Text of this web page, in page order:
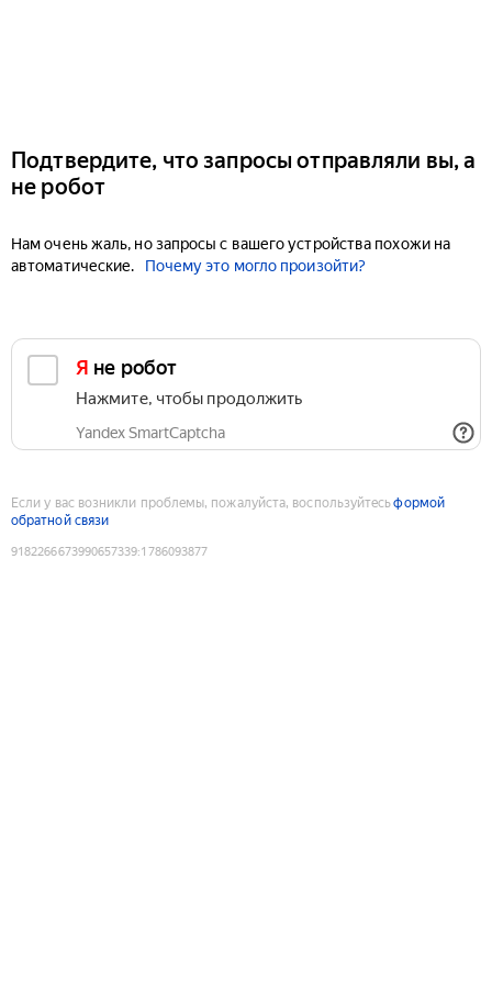
Подтвердите, что запросы отправляли вы, а
не робот
Нам очень жаль, но запросы с вашего устройства похожи на
автоматические.
Почему это могло произойти?
Я не робот
Нажмите, чтобы продолжить
Yandex SmartCaptcha
Если у вас возникли проблемы, пожалуйста, воспользуйтесьформой
обратной связи
9182266673990657339:1786093877